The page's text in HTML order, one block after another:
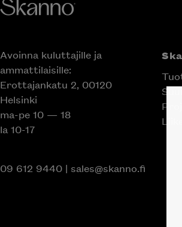
Avoinna kuluttajille ja
ammattilaisille:
Erottajankatu 2, 00120
Helsinki
ma-pe 10 — 18
la 10-17
09 612 9440| sales@skanno.fi